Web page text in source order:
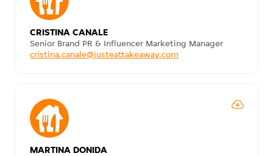
CRISTINA CANALE
Senior Brand PR & Influencer Marketing Manager
cristina.canale@justeattakeaway.com
MARTINA DONIDA